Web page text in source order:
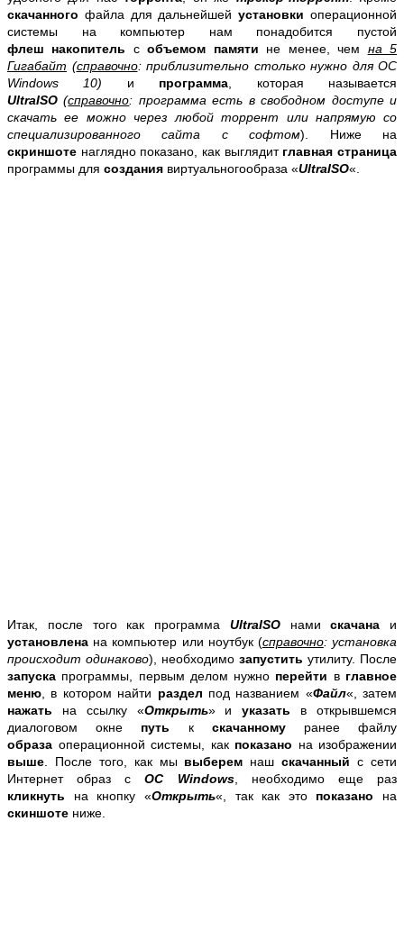
скачанного файла для дальнейшейустановкиоперационной
системы на компьютер нам понадобится пустой
флеш накопитель собъемом памяти не менее, чем на 5
Гигабайт (справочно: приблизительно столько нужно для ОС
Windows 10) и программа , которая называется
UltraISO(справочно: программа есть в свободном доступе и
скачать ее можно через любой торрент или напрямую со
специализированного сайта с софтом). Ниже на
скриншоте наглядно показано, как выглядит главная страница
программы для создания виртуальногообраза «UltraISO«.
Итак, после того как программа UltraISO намискачана и
установлена на компьютер или ноутбук (справочно: установка
происходит одинаково), необходимо запустить утилиту. После
запуска программы, первым делом нужно перейти в главное
меню , в котором найти раздел под названием «Файл«, затем
нажать на ссылку «Открыть» иуказать в открывшемся
диалоговом окне путь к скачанному ранее файлу
образа операционной системы, как показано на изображении
выше . После того, как мы выберем нашскачанныйссети
Интернет
образ сОС Windows, необходимо еще раз
кликнуть на кнопку «Открыть«, так как это показано на
скиншоте ниже.